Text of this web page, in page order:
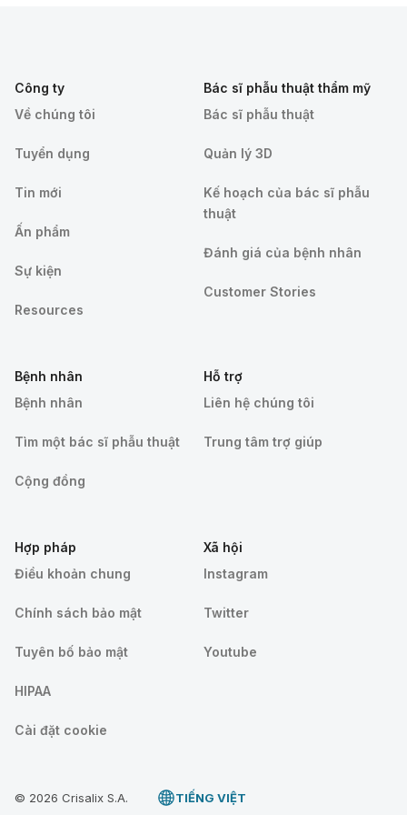
Công ty
Về chúng tôi
Tuyển dụng
Tin mới
Ấn phẩm
Sự kiện
Resources
Bác sĩ phẫu thuật thẩm mỹ
Bác sĩ phẫu thuật
Quản lý 3D
Kế hoạch của bác sĩ phẫu
thuật
Đánh giá của bệnh nhân
Customer Stories
Bệnh nhân
Bệnh nhân
Tìm một bác sĩ phẫu thuật
Cộng đồng
Hỗ trợ
Liên hệ chúng tôi
Trung tâm trợ giúp
Hợp pháp
Điều khoản chung
Chính sách bảo mật
Tuyên bố bảo mật
HIPAA
Cài đặt cookie
Xã hội
Instagram
Twitter
Youtube
© 2026 Crisalix S.A. TIẾNG VIỆT